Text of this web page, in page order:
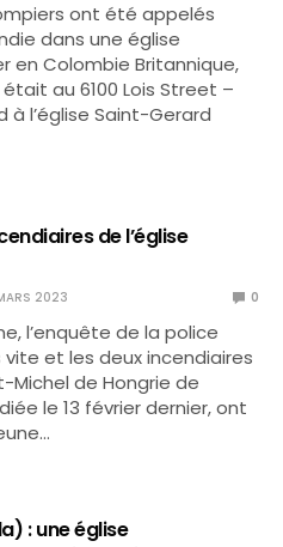
ont été appelés
dans une église
en Colombie Britannique,
au 6100 Lois Street –
l’église Saint-Gerard
de l’église
2023 0
l’enquête de la police
et les deux incendiaires
Michel de Hongrie de
le 13 février dernier, ont
: une église